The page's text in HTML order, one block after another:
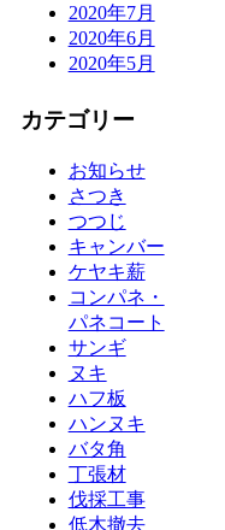
2020年7月
2020年6月
2020年5月
カテゴリー
お知らせ
さつき
つつじ
キャンバー
ケヤキ薪
コンパネ・
パネコート
サンギ
ヌキ
ハフ板
ハンヌキ
バタ角
丁張材
伐採工事
低木撤去